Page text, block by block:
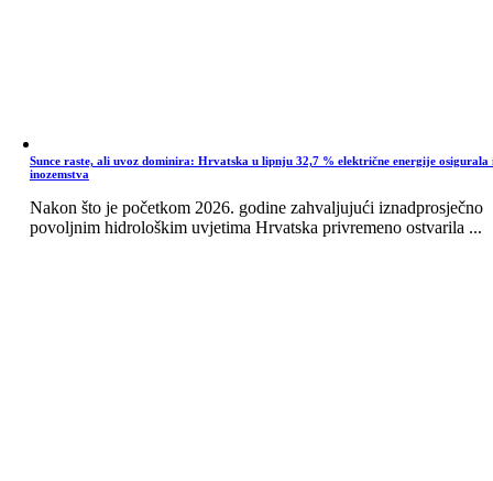
Sunce raste, ali uvoz dominira: Hrvatska u lipnju 32,7 % električne energije osigurala
inozemstva
Nakon što je početkom 2026. godine zahvaljujući iznadprosječno
povoljnim hidrološkim uvjetima Hrvatska privremeno ostvarila ...